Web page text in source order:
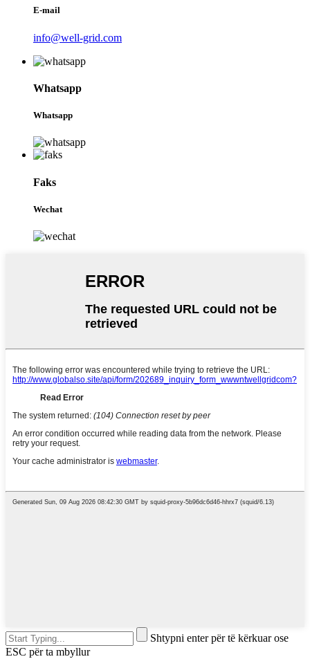
E-mail
info@well-grid.com
Whatsapp
Whatsapp
Faks
Wechat
Shtypni enter për të kërkuar ose
ESC për ta mbyllur